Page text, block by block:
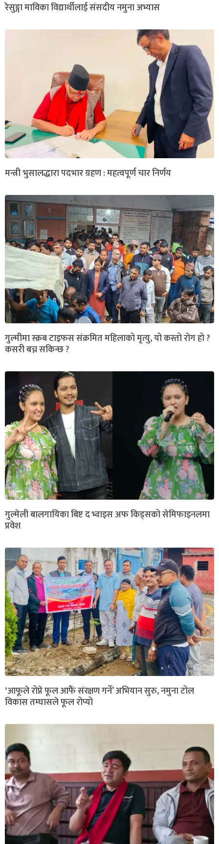
रेसुङ्गा माविका विद्यार्थीलाई संसदीय नमुना अभ्यास
मन्त्री भुसालद्धारा पदभार ग्रहण : महत्वपूर्ण चार निर्णय
गुल्मीमा स्क्रब टाइफस संक्रमित महिलाको मृत्यु, यो कस्तो रोग हो ?
कसरी बच्न सकिन्छ ?
गुल्मेली बालगायिका बिष्ट द भ्वाइस अफ किड्सको सेमिफाइनलमा
प्रवेश
‘आफूले रोप्ने फूल आफैं संरक्षण गर्ने’ अभियान सुरु, नमुना टोल
विकास तम्घासले फूल रोप्यो